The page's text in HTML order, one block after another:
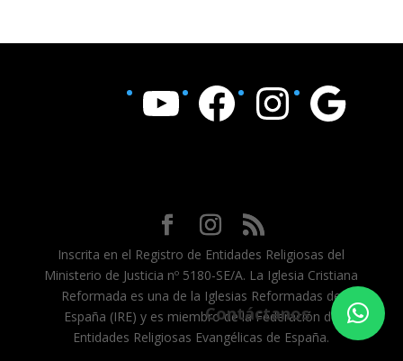
YouTube Facebook Instagram Google
Inscrita en el Registro de Entidades Religiosas del
Ministerio de Justicia nº 5180-SE/A. La Iglesia Cristiana
Reformada es una de la Iglesias Reformadas de
España (IRE) y es miembro de la Federación de
Entidades Religiosas Evangélicas de España.
Contáctanos